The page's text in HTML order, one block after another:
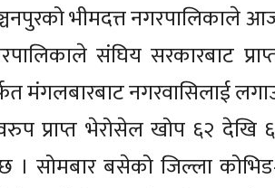
भीमदत्त नगरपालिकाले
संघिय सरकारबाट
मंगलबारबाट नगरवासिलाई
प्राप्त भेरोसेल खोप ६२ देखि
। सोमबार बसेको जिल्ला